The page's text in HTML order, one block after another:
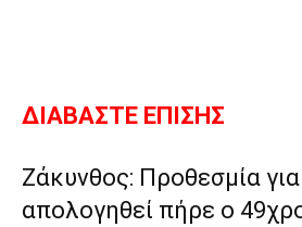
ΔΙΑΒΑΣΤΕ ΕΠΙΣΗΣ
Ζάκυνθος: Προθεσμία
απολογηθεί πήρε ο